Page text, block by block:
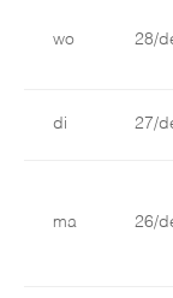
wo 28/
di 27/
ma 26/